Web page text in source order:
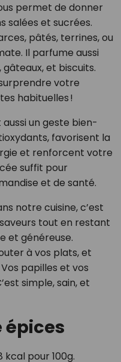
permet de donner
salées et sucrées.
pâtés, terrines, ou
Il parfume aussi
et biscuits.
votre
habituelles !
un geste bien-
favorisent la
et renforcent votre
suffit pour
et de santé.
notre cuisine, c’est
tout en restant
et généreuse.
à vos plats, et
papilles et vos
simple, sain, et
épices
pour 100g.